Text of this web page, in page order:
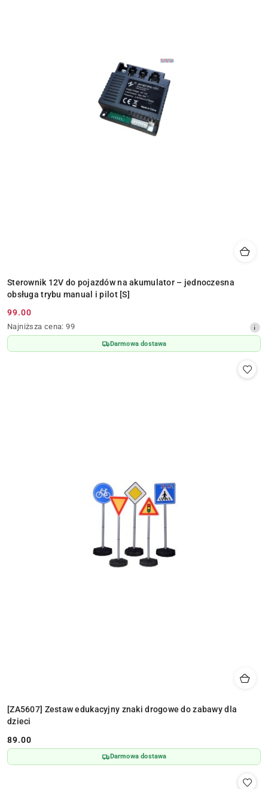
Sterownik 12V do pojazdów na akumulator – jednoczesna
obsługa trybu manual i pilot [S]
Cena
promocyjna:
99.00
Najniższa
cena
z
Najniższa cena: 99
Darmowa dostawa
[ZA5607] Zestaw edukacyjny znaki drogowe do zabawy dla
dzieci
Cena:
89.00
Darmowa dostawa